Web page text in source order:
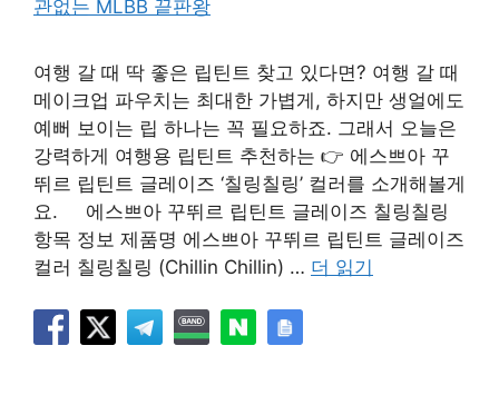
여행 갈 때 딱 좋은 립틴트 찾고 있다면? 여행 갈 때
메이크업 파우치는 최대한 가볍게, 하지만 생얼에도
예뻐 보이는 립 하나는 꼭 필요하죠. 그래서 오늘은
강력하게 여행용 립틴트 추천하는 👉 에스쁘아 꾸
뛰르 립틴트 글레이즈 ‘칠링칠링’ 컬러를 소개해볼게
요. 에스쁘아 꾸뛰르 립틴트 글레이즈 칠링칠링
항목 정보 제품명 에스쁘아 꾸뛰르 립틴트 글레이즈
컬러 칠링칠링 (Chillin Chillin) … 더 읽기